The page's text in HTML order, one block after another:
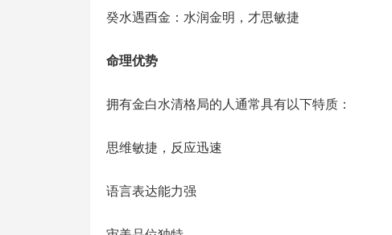
癸水遇酉金：水润金明，才思敏捷
命理优势
拥有金白水清格局的人通常具有以下特质：
思维敏捷，反应迅速
语言表达能力强